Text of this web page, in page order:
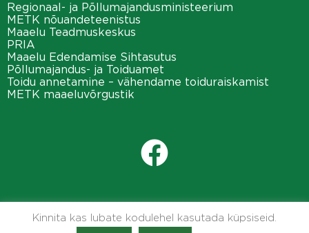
Regionaal- ja Põllumajandusministeerium
METK nõuandeteenistus
Maaelu Teadmuskeskus
PRIA
Maaelu Edendamise Sihtasutus
Põllumajandus- ja Toiduamet
Toidu annetamine – vähendame toiduraiskamist
METK maaeluvõrgustik
Kinnita kas lubate kodulehel kasutada küpsiseid.